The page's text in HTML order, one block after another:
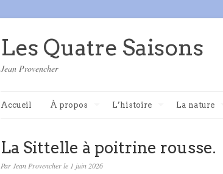
Les Quatre Saisons
Jean Provencher
Accueil À propos L’histoire La nature
La Sittelle à poitrine rousse.
Par Jean Provencher le 1 juin 2026